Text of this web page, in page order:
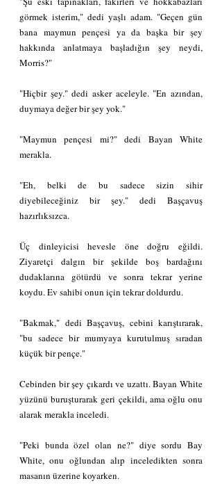
görmek isterim," dedi yaşlı adam. "Geçen gün
bana maymun pençesi ya da başka bir şey
hakkında anlatmaya başladığın şey neydi,
Morris?"
"Hiçbir şey." dedi asker aceleyle. "En azından,
duymaya değer bir şey yok."
"Maymun pençesi mi?" dedi Bayan White
merakla.
"Eh, belki de bu sadece sizin sihir
diyebileceğiniz bir şey." dedi Başçavuş
hazırlıksızca.
Üç dinleyicisi hevesle öne doğru eğildi.
Ziyaretçi dalgın bir şekilde boş bardağını
dudaklarına götürdü ve sonra tekrar yerine
koydu. Ev sahibi onun için tekrar doldurdu.
"Bakmak," dedi Başçavuş, cebini karıştırarak,
"bu sadece bir mumyaya kurutulmuş sıradan
küçük bir pençe."
Cebinden bir şey çıkardı ve uzattı. Bayan White
yüzünü buruşturarak geri çekildi, ama oğlu onu
alarak merakla inceledi.
"Peki bunda özel olan ne?" diye sordu Bay
White, onu oğlundan alıp inceledikten sonra
masanın üzerine koyarken.